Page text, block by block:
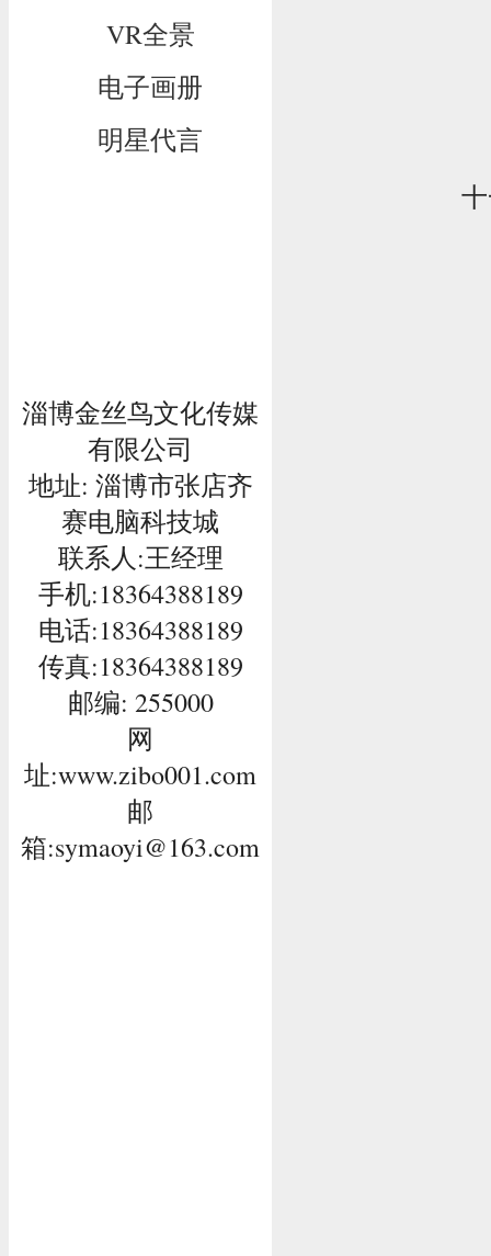
VR全景
电子画册
明星代言
淄博金丝鸟文化传媒
有限公司
地址: 淄博市张店齐
赛电脑科技城
联系人:王经理
手机:18364388189
电话:18364388189
传真:18364388189
邮编: 255000
网
址:www.zibo001.com
邮
箱:symaoyi@163.com